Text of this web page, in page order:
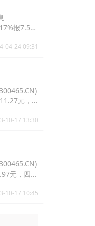
报7.5
04-24 09:31
元，
10-17 13:30
元，四方
10-17 10:45